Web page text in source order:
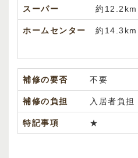
スーパー 約12.2km
ホームセンター 約14.3km
補修の要否 不要
補修の負担 入居者負担
特記事項 ★